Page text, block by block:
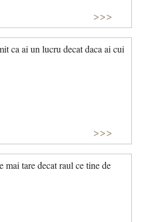
>>>
ca ai un lucru decat daca ai cui
>>>
mai tare decat raul ce tine de